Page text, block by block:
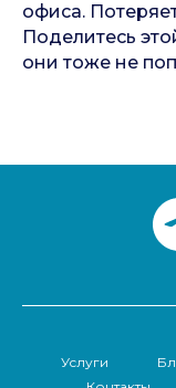
офиса.
Поделитесь
они тоже не
Услуги